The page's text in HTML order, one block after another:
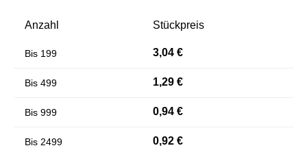
Anzahl Stückpreis
Bis 199 3,04 €
Bis 499 1,29 €
Bis 999 0,94 €
Bis 2499 0,92 €